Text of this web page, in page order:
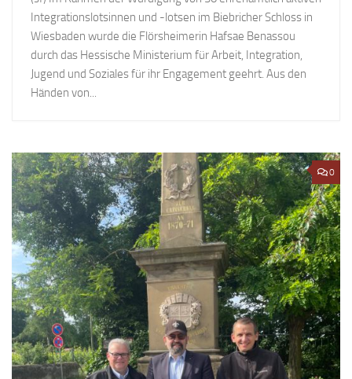
Integrationslotsinnen und -lotsen im Biebricher Schloss in
Wiesbaden wurde die Flörsheimerin Hafsae Benassou
durch das Hessische Ministerium für Arbeit, Integration,
Jugend und Soziales für ihr Engagement geehrt. Aus den
Händen von...
0